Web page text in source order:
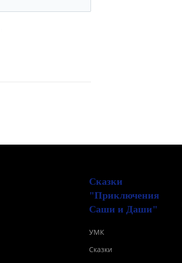
Сказки
"Приключения
Саши и Даши"
УМК
Сказки